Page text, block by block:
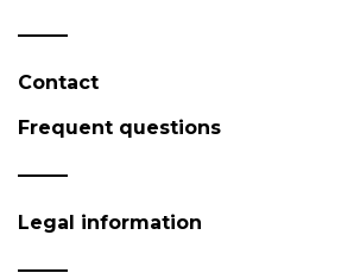
Contact
Frequent questions
Legal information